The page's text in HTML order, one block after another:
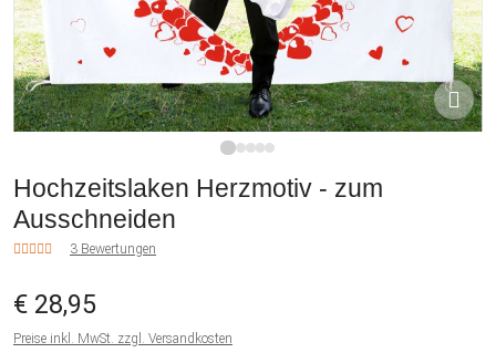
Hochzeitslaken Herzmotiv - zum
Ausschneiden
3 Bewertungen
€ 28,95
Preise inkl. MwSt. zzgl. Versandkosten